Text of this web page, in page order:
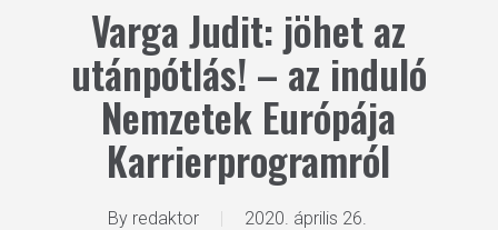
Varga Judit: jöhet az
utánpótlás! – az induló
Nemzetek Európája
Karrierprogramról
By redaktor 2020. április 26.